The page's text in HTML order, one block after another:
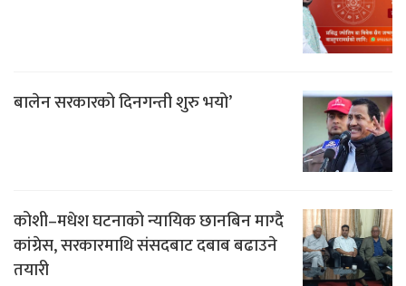
बालेन सरकारको दिनगन्ती शुरु भयो’
कोशी–मधेश घटनाको न्यायिक छानबिन माग्दै
कांग्रेस, सरकारमाथि संसदबाट दबाब बढाउने
तयारी